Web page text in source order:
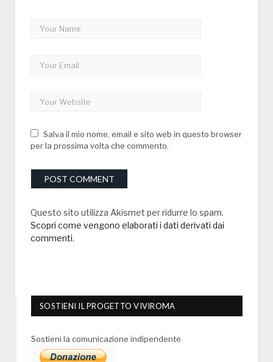
Salva il mio nome, email e sito web in questo browser
per la prossima volta che commento.
Questo sito utilizza Akismet per ridurre lo spam.
Scopri come vengono elaborati i dati derivati dai
commenti.
SOSTIENI IL PROGETTO VIVIROMA
Sostieni la comunicazione indipendente